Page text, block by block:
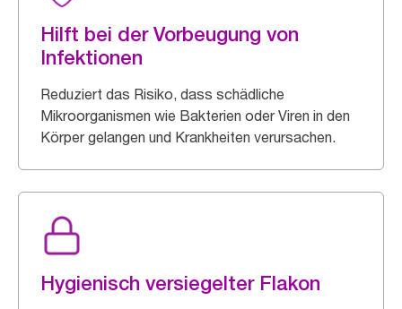
Hilft bei der Vorbeugung von
Infektionen
Reduziert das Risiko, dass schädliche
Mikroorganismen wie Bakterien oder Viren in den
Körper gelangen und Krankheiten verursachen.
Hygienisch versiegelter Flakon